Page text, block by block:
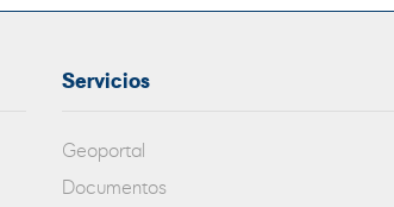
Servicios
Geoportal
Documentos